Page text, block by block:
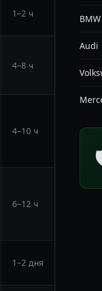
1–2 ч
4–8 ч
4–10 ч
6–12 ч
1–2 дня
BMW
Audi